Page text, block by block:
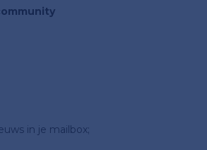
in je mailbox;